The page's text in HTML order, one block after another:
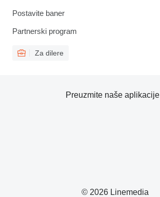
Postavite baner
Partnerski program
Za dilere
© 2026 Linemedia
Preuzmite naše aplikacije